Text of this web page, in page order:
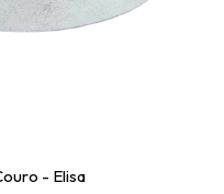
- Elisa